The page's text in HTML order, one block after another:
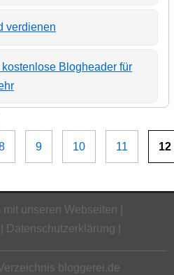
verdienen
Blogheader für
9 10 11 12
unseren Webseiten
Datenschutzerklärung
bloggerei.de